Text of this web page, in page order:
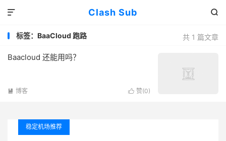
Clash Sub 

共 1 篇文章
标签：BaaCloud 跑路
Baacloud 还能用吗？
 赞(0)
 博客
稳定机场推荐